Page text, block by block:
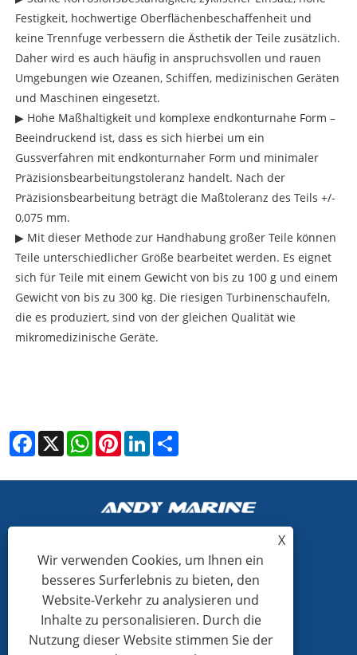
Festigkeit, hochwertige Oberflächenbeschaffenheit und
keine Trennfuge verbessern die Ästhetik der Teile zusätzlich.
Daher wird es auch häufig in anspruchsvollen und rauen
Umgebungen wie Ozeanen, Schiffen, medizinischen Geräten
und Maschinen eingesetzt.
▶ Hohe Maßhaltigkeit und komplexe endkonturnahe Form –
Beeindruckend ist, dass es sich hierbei um ein
Gussverfahren mit endkonturnaher Form und minimaler
Präzisionsbearbeitungstoleranz handelt. Nach der
Präzisionsbearbeitung beträgt die Maßtoleranz des Teils +/-
0,075 mm.
▶ Mit dieser Methode zur Handhabung großer Teile können
Teile unterschiedlicher Größe bearbeitet werden. Es eignet
sich für Teile mit einem Gewicht von bis zu 100 g und einem
Gewicht von bis zu 300 kg. Die riesigen Turbinenschaufeln,
die es produziert, sind von der gleichen Qualität wie
mikromedizinische Geräte.
Facebook
X WhatsAppPinterestLinkedIn
+86-15865772126
andy@hardwaremarine.com
X
Wir verwenden Cookies, um Ihnen ein
besseres Surferlebnis zu bieten, den
Website-Verkehr zu analysieren und
Inhalte zu personalisieren. Durch die
Nutzung dieser Website stimmen Sie der